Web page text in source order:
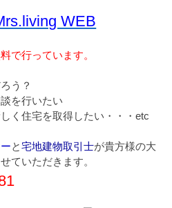
WEB
で行っています。
う？
を行いたい
く住宅を取得したい・・・etc
と宅地建物取引士が貴方様の大
ていただきます。